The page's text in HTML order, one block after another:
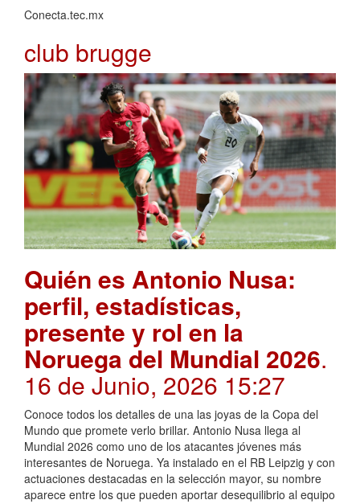
Conecta.tec.mx
club brugge
Quién es Antonio Nusa:
perfil, estadísticas,
presente y rol en la
Noruega del Mundial 2026.
16 de Junio, 2026 15:27
Conoce todos los detalles de una las joyas de la Copa del
Mundo que promete verlo brillar. Antonio Nusa llega al
Mundial 2026 como uno de los atacantes jóvenes más
interesantes de Noruega. Ya instalado en el RB Leipzig y con
actuaciones destacadas en la selección mayor, su nombre
aparece entre los que pueden aportar desequilibrio al equipo